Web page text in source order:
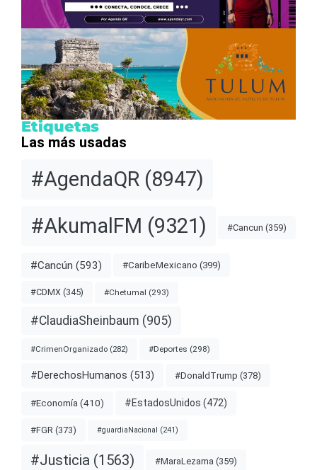
Etiquetas
Las más usadas
#AgendaQR (8947)
#AkumalFM (9321) #Cancun (359)
#Cancún (593) #CaribeMexicano (399)
#CDMX (345) #Chetumal (293)
#ClaudiaSheinbaum (905)
#CrimenOrganizado (282) #Deportes (298)
#DerechosHumanos (513) #DonaldTrump (378)
#Economía (410) #EstadosUnidos (472)
#FGR (373) #guardiaNacional (241)
#Justicia (1563) #MaraLezama (359)